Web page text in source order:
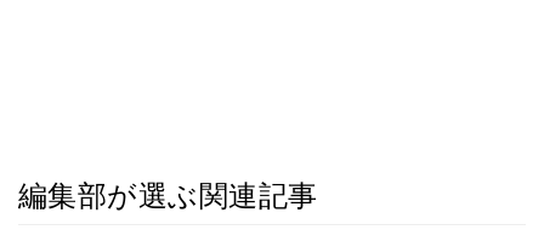
編集部が選ぶ関連記事